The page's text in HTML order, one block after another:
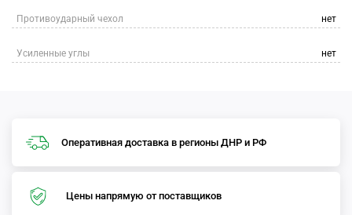
Противоударный чехол нет
Усиленные углы нет
Оперативная доставка в регионы ДНР и РФ
Цены напрямую от поставщиков